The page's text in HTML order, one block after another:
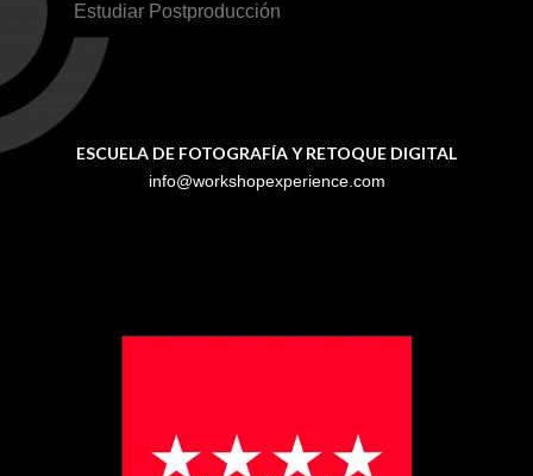
Estudiar Postproducción
ESCUELA DE FOTOGRAFÍA Y RETOQUE DIGITAL
info@workshopexperience.com